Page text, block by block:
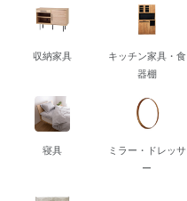
収納家具
キッチン家具・食
器棚
寝具
ミラー・ドレッサ
ー